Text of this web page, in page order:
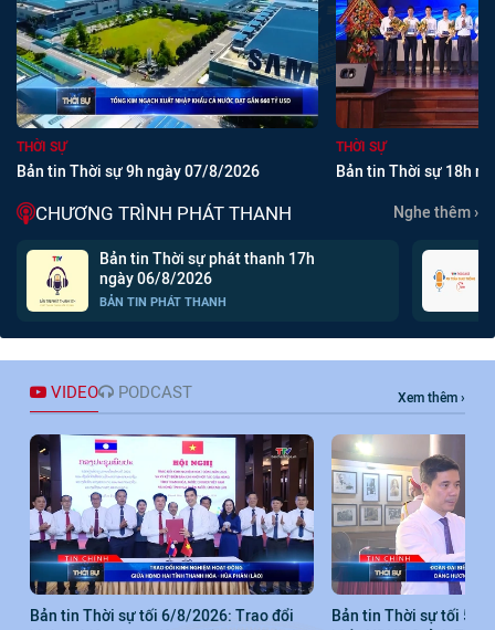
THỜI SỰ
Bản tin Thời sự 9h ngày 07/8/2026
THỜI SỰ
Bản tin Thời sự 18h
CHƯƠNG TRÌNH PHÁT THANH Nghe thêm
Bản tin Thời sự phát thanh 17h
ngày 06/8/2026
BẢN TIN PHÁT THANH
VIDEO PODCAST Xem thêm
Bản tin Thời sự tối 6/8/2026: Trao đổi
Bản tin Thời sự tối 5/